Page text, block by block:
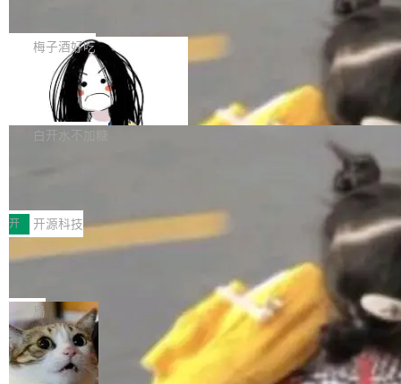
提交的编辑请求也长期处于待处理状态。 Groki
pedia 于去年底上线，定位为由人工智能生成内
容的百科平台，被马斯克视为传统众包百科网站
维基百科的替代方案。Lawfare 调查发现，无论
热门页面还是低关注度页面，均未出现近期更
是这样的：配 MessageSource 的 Bean、写 R
eloadableResourceBundleMessageSource、
声明 LocaleResolver、注册 LocaleChangeInt
erceptor…五六步之后才能看到第一行翻译文
本。 Solon 换了个方式。整个 i18n 模块围绕三
梅子酒好吃
Apache Doris 4.1 全面增强 Iceberg：
支持 UPDATE、MERGE INTO 与 Iceb
erg V3
Apache Doris 4.1 要补齐的，正是缺失的那一
半。在已有查询能力的基础上，Doris 进一步支
常维护操作，并完整支持 Iceberg V3 格式。
白开水不加糖
村国家自主创新示范区会议中心开幕。本届大会
由中关村智联软件服务业质量创新联盟主办，以
“智构可信·质创未来——AI原生时代的质量新范
式”为主题，直面AI从实验室走向规模化产业落地
的核心质量命题。会上，《2026智能研发生产力
工具选型手册》发布，Testin云测的Testin XAge
nt智能测试系统入选AI测试领域代表产品。对CI
O而言，这提示了一个转变：AI测试正在从效率
开 开源科技
让非法状态不可表示：一篇关于 ADT
有一种东西，一旦用过就回不去了。Alex Fedos
eev 管它叫"软件设计的基石"。 他说的东西不新
鲜——代数数据类型（ADT），尤其是和类型
（sum type）。但他说清楚了一件事：这不是类
型系统的学术体操，是日常编码的思维方式。 文
局
Cloudflare 开源内部企业 AI 平台 Clou
dflare OS
Cloudflare 发布了一个开源项目 Cloudflare O